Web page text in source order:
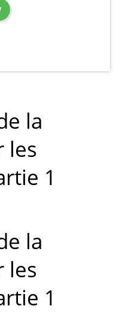
la
les
1
la
les
1